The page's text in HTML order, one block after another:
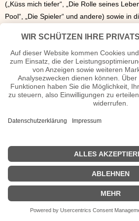
(„Küss mich tiefer“, „Die Rolle seines
Pool“, „Die Spieler“ und andere) sowie in
Berlin.
Peer Blank Seiten, Kurzbio, Familie,
n.n.v. - Die offizielle Peer Blank
Instagram Seite
| © 2013–2023 was-war-wann.de. Alle
Impressum| Kurzbio | Vita |